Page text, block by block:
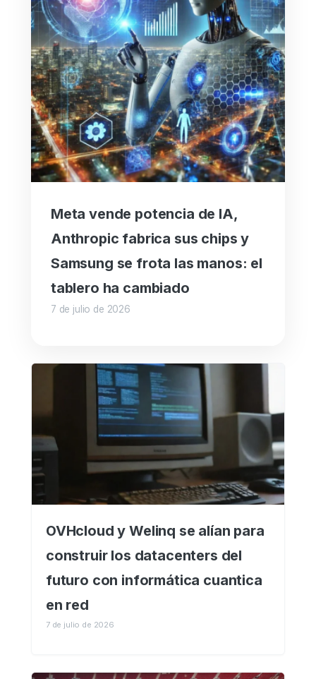
Meta vende potencia de IA,
Anthropic fabrica sus chips y
Samsung se frota las manos: el
tablero ha cambiado
7 de julio de 2026
OVHcloud y Welinq se alían para
construir los datacenters del
futuro con informática cuantica
en red
7 de julio de 2026